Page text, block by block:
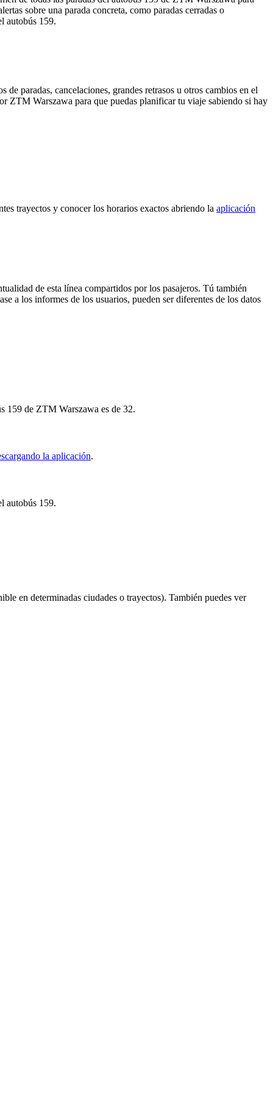
sobre una parada concreta, como paradas cerradas o
autobús 159.
paradas, cancelaciones, grandes retrasos u otros cambios en el
ZTM Warszawa para que puedas planificar tu viaje sabiendo si hay
trayectos y conocer los horarios exactos abriendo la aplicación
de esta línea compartidos por los pasajeros. Tú también
a los informes de los usuarios, pueden ser diferentes de los datos
159 de ZTM Warszawa es de 32.
la aplicación.
autobús 159.
en determinadas ciudades o trayectos). También puedes ver